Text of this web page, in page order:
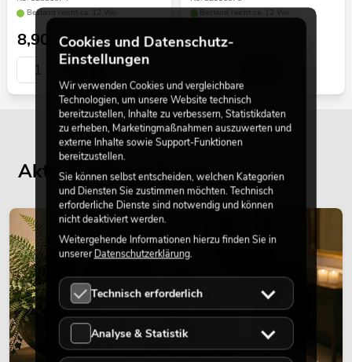
Bestand reicht ca. 12 Wo.
8,90 €
Bestand reicht ca. 12 Wo.
9,90€
Aktuelle Blogbeiträge
DEKORATION
Cookies und Datenschutz-
Einstellungen
Wir verwenden Cookies und vergleichbare
Technologien, um unsere Website technisch
bereitzustellen, Inhalte zu verbessern, Statistikdaten
zu erheben, Marketingmaßnahmen auszuwerten und
externe Inhalte sowie Support-Funktionen
bereitzustellen.
Sie können selbst entscheiden, welchen Kategorien
und Diensten Sie zustimmen möchten. Technisch
erforderliche Dienste sind notwendig und können
nicht deaktiviert werden.
Weitergehende Informationen hierzu finden Sie in
unsererDatenschutzerklärung.
Technisch erforderlich
Analyse & Statistik